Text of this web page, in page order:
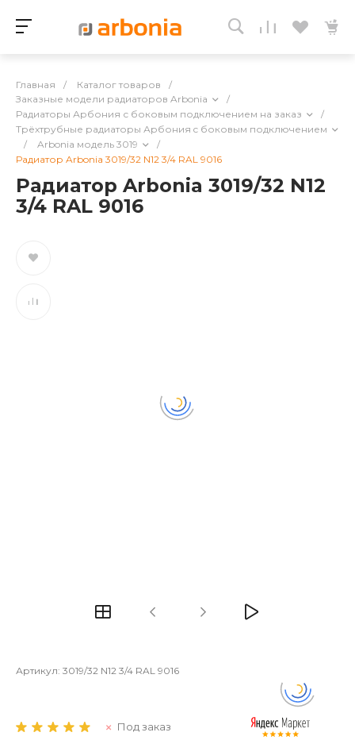
Главная / Каталог товаров
/
Заказные модели радиаторов Arbonia
/
Радиаторы Арбония с боковым подключением на заказ
/
Трёхтрубные радиаторы Арбония c боковым подключением
/
Arbonia модель 3019
/
Радиатор Arbonia 3019/32 N12 3/4 RAL 9016
Радиатор Arbonia 3019/32 N12
3/4 RAL 9016
Артикул: 3019/32 N12 3/4 RAL 9016
Под заказ